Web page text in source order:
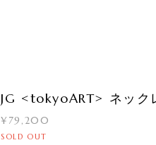
JG <tokyoART> ネッ
¥79,200
SOLD OUT